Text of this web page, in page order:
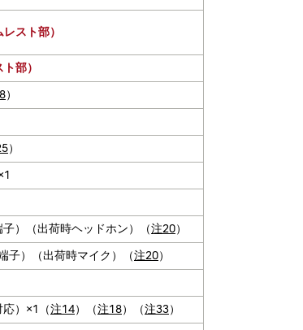
スト部）
部）
）
）
）（出荷時ヘッドホン）（注20）
子）（出荷時マイク）（注20）
）×1（注14）（注18）（注33）